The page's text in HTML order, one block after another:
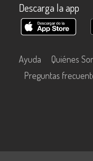
Descarga la app
Ayuda Quiénes
Preguntas